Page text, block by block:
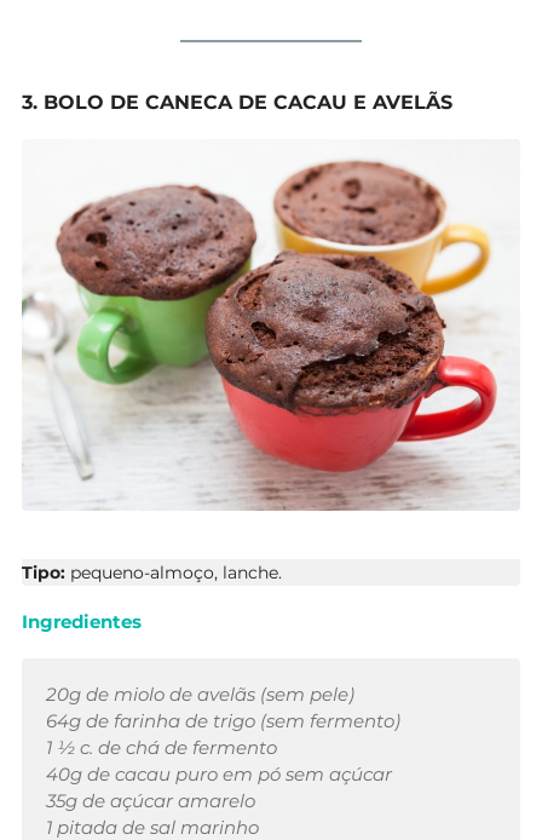
3. BOLO DE CANECA DE CACAU E AVELÃS
Tipo: pequeno-almoço, lanche.
Ingredientes
20g de miolo de avelãs (sem pele)
64g de farinha de trigo (sem fermento)
1 ½ c. de chá de fermento
40g de cacau puro em pó sem açúcar
35g de açúcar amarelo
1 pitada de sal marinho